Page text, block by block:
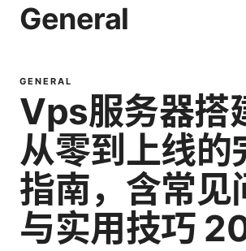
General
GENERAL
Vps服务器搭
从零到上线的
指南，含常见
与实用技巧